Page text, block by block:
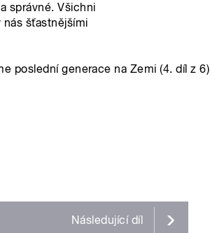
správné. Všichni
nás šťastnějšími
poslední generace na Zemi (4. díl z 6)
Následující díl